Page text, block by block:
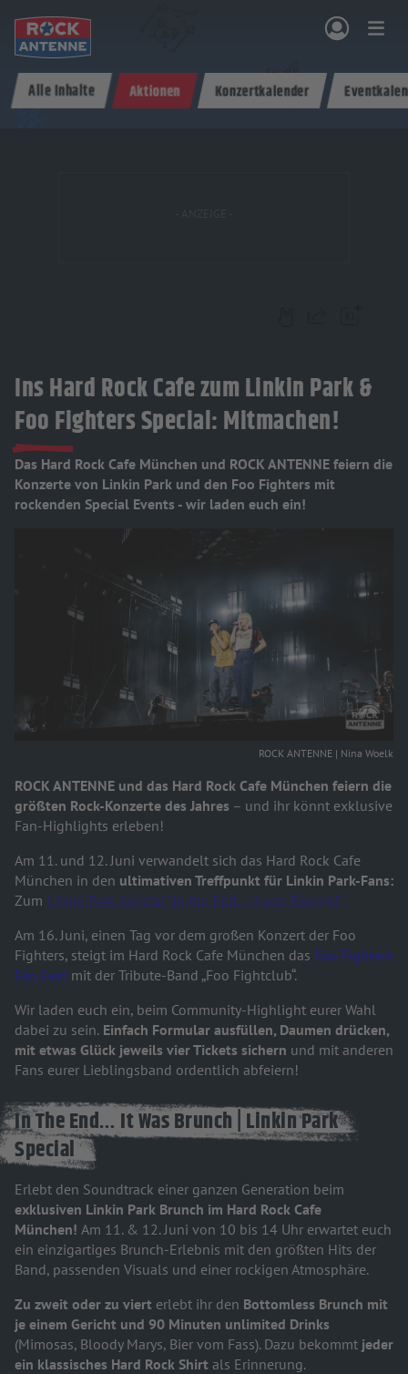
& PROGRAMM AKTIONEN & KONZERTE MUSIK ROCKCOMMUNITY SHOPPEN
Alle Inhalte Aktionen Konzertkalender
Ins Hard Rock Cafe zum Linkin Park &
Foo Fighters Special: Mitmachen!
Das Hard Rock Cafe München und ROCK ANTENNE feiern die
Konzerte von Linkin Park und den Foo Fighters mit
rockenden Special Events - wir laden euch ein!
ROCK ANTENNE | Nina Woelk
ROCK ANTENNE und das Hard Rock Cafe München feiern die
größten Rock-Konzerte des Jahres – und ihr könnt exklusive
Fan-Highlights erleben!
Am 11. und 12. Juni verwandelt sich das Hard Rock Cafe
München in den ultimativen Treffpunkt für Linkin Park-Fans:
Zum Linkin Park-Special "In the End... It was Brunch!"
Am 16. Juni, einen Tag vor dem großen Konzert der Foo
Fighters, steigt im Hard Rock Cafe München das Foo Fighters
Fan Fest mit der Tribute-Band „Foo Fightclub“.
Wir laden euch ein, beim Community-Highlight eurer Wahl
dabei zu sein. Einfach Formular ausfüllen, Daumen drücken,
mit etwas Glück jeweils vier Tickets sichern und mit anderen
Fans eurer Lieblingsband ordentlich abfeiern!
In The End… It Was Brunch | Linkin Park
Special
Erlebt den Soundtrack einer ganzen Generation beim
exklusiven Linkin Park Brunch im Hard Rock Cafe
München! Am 11. & 12. Juni von 10 bis 14 Uhr erwartet euch
ein einzigartiges Brunch-Erlebnis mit den größten Hits der
Band, passenden Visuals und einer rockigen Atmosphäre.
Zu zweit oder zu viert erlebt ihr den Bottomless Brunch mit
je einem Gericht und 90 Minuten unlimited Drinks
(Mimosas, Bloody Marys, Bier vom Fass). Dazu bekommt jeder
ein klassisches Hard Rock Shirt als Erinnerung.